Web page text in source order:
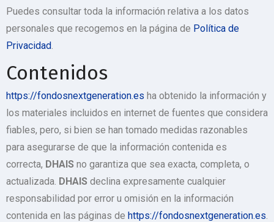
Puedes consultar toda la información relativa a los datos
personales que recogemos en la página de Política de
Privacidad
Contenidos
https://fondosnextgeneration.es ha obtenido la información y
los materiales incluidos en internet de fuentes que considera
fiables, pero, si bien se han tomado medidas razonables
para asegurarse de que la información contenida es
correcta, DHAIS no garantiza que sea exacta, completa, o
actualizada. DHAIS declina expresamente cualquier
responsabilidad por error u omisión en la información
contenida en las páginas de https://fondosnextgeneration.es.